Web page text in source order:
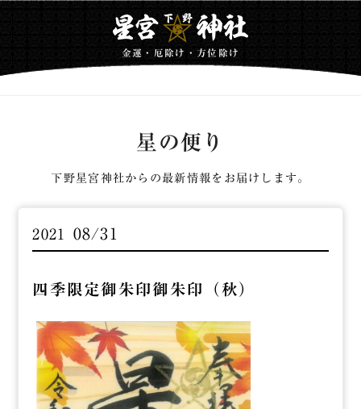
金運・厄除け・方位除け
星の便り
下野星宮神社からの最新情報をお届けします。
2021 08/31
四季限定御朱印御朱印（秋）